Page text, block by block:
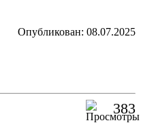
Опубликован: 08.07.2025
383